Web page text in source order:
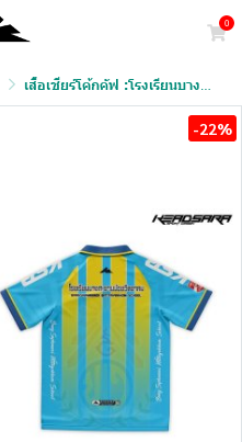
0
เสื้อเชียร์โค้กคัฟ :โรงเรียนบางสะพานน้อยวิทยาคม
-22%